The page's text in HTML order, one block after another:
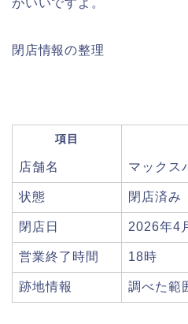
閉店情報の整理
項目
店舗名 マックス
状態 閉店済み
閉店日 2026年4
営業終了時間 18時
跡地情報 調べた範